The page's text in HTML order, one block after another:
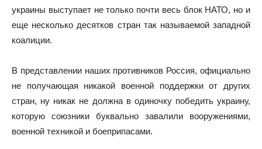
украины выступает не только почти весь блок НАТО, но и
еще несколько десятков стран так называемой западной
коалиции.
В представлении наших противников Россия, официально
не получающая никакой военной поддержки от других
стран, ну никак не должна в одиночку победить украину,
которую союзники буквально завалили вооружениями,
военной техникой и боеприпасами.